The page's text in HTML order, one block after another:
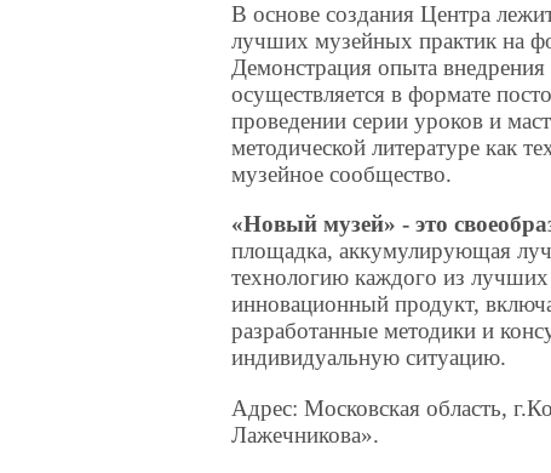
В основе создания Центра
лучших музейных практик на
Демонстрация опыта
осуществляется в формате
проведении серии уроков и
методической литературе как
музейное сообщество.
«Новый музей» - это
площадка, аккумулирующая
технологию каждого из
инновационный продукт,
разработанные методики и
индивидуальную ситуацию.
Адрес: Московская область,
Лажечникова».